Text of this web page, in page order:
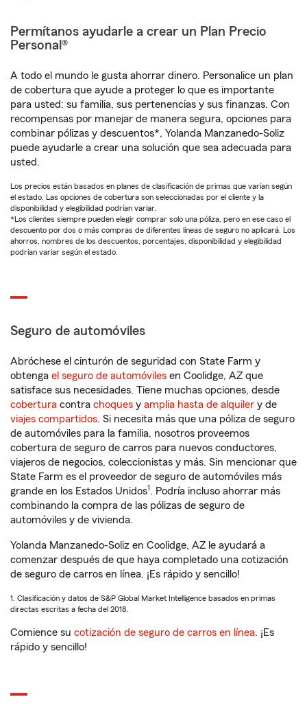
Permítanos ayudarle a crear un Plan Precio
Personal®
A todo el mundo le gusta ahorrar dinero. Personalice un plan
de cobertura que ayude a proteger lo que es importante
para usted: su familia, sus pertenencias y sus finanzas. Con
recompensas por manejar de manera segura, opciones para
combinar pólizas y descuentos*, Yolanda Manzanedo-Soliz
puede ayudarle a crear una solución que sea adecuada para
usted.
Los precios están basados en planes de clasificación de primas que varían según
el estado. Las opciones de cobertura son seleccionadas por el cliente y la
disponibilidad y elegibilidad podrían variar.
*Los clientes siempre pueden elegir comprar solo una póliza, pero en ese caso el
descuento por dos o más compras de diferentes líneas de seguro no aplicará. Los
ahorros, nombres de los descuentos, porcentajes, disponibilidad y elegibilidad
podrían variar según el estado.
Seguro de automóviles
Abróchese el cinturón de seguridad con State Farm y
obtenga el seguro de automóviles en Coolidge, AZ que
satisface sus necesidades. Tiene muchas opciones, desde
cobertura contra choques y amplia hasta de alquiler y de
viajes compartidos. Si necesita más que una póliza de seguro
de automóviles para la familia, nosotros proveemos
cobertura de seguro de carros para nuevos conductores,
viajeros de negocios, coleccionistas y más. Sin mencionar que
State Farm es el proveedor de seguro de automóviles más
grande en los Estados Unidos1. Podría incluso ahorrar más
combinando la compra de las pólizas de seguro de
automóviles y de vivienda.
Yolanda Manzanedo-Soliz en Coolidge, AZ le ayudará a
comenzar después de que haya completado una cotización
de seguro de carros en línea. ¡Es rápido y sencillo!
1. Clasificación y datos de S&P Global Market Intelligence basados en primas
directas escritas a fecha del 2018.
Comience su cotización de seguro de carros en línea. ¡Es
rápido y sencillo!